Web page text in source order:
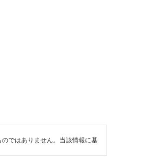
ではありません。当該情報に基